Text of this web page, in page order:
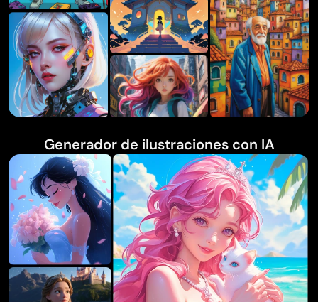
Generador de ilustraciones con IA